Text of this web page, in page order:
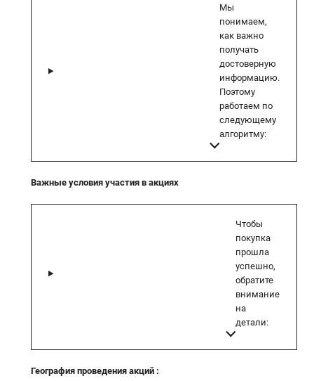
Мы
понимаем,
как важно
получать
достоверную
информацию.
Поэтому
работаем по
следующему
алгоритму:
Важные условия участия в акциях
Чтобы
покупка
прошла
успешно,
обратите
внимание
на
детали:
География проведения акций :